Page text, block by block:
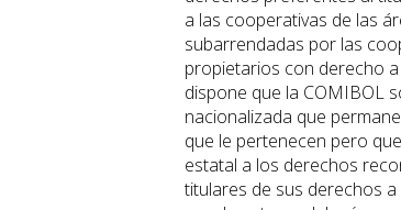
a las cooperativas de las
subarrendadas por las
propietarios con derecho
dispone que la COMIBOL
nacionalizada que
que le pertenecen pero
estatal a los derechos
titulares de sus derechos